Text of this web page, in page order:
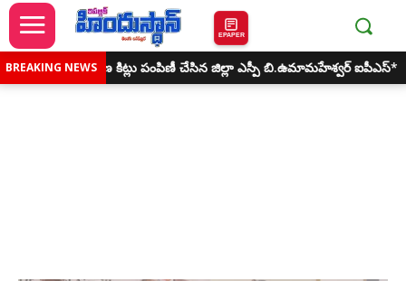
EPAPER
BREAKING NEWS
రక్షణ కిట్లు పంపిణీ చేసిన జిల్లా ఎస్పీ బి.ఉమామహేశ్వర్ ఐపీఎస్*